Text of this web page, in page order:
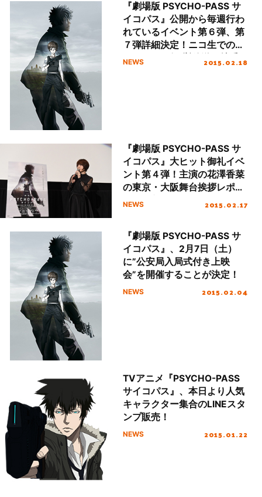
『劇場版 PSYCHO-PASS サ
イコパス』公開から毎週行わ
れているイベント第６弾、第
７弾詳細決定！ニコ生での
TVシリーズ一挙放送＆特番
NEWS 2015.02.18
『劇場版 PSYCHO-PASS サ
イコパス』大ヒット御礼イベ
ント第４弾！主演の花澤香菜
の東京・大阪舞台挨拶レポー
トが到着！
NEWS 2015.02.17
『劇場版 PSYCHO-PASS サ
イコパス』、2月7日（土）
に”公安局入局式付き上映
会”を開催することが決定！
NEWS 2015.02.04
TVアニメ『PSYCHO-PASS
サイコパス』、本日より人気
キャラクター集合のLINEスタ
ンプ販売！
NEWS 2015.01.22